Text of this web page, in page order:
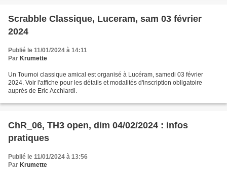
Scrabble Classique, Luceram, sam 03 février
2024
Publié le 11/01/2024 à 14:11
Par Krumette
Un Tournoi classique amical est organisé à Lucéram, samedi 03 février
2024. Voir l'affiche pour les détails et modalités d'inscription obligatoire
auprès de Eric Acchiardi.
ChR_06, TH3 open, dim 04/02/2024 : infos
pratiques
Publié le 11/01/2024 à 13:56
Par Krumette